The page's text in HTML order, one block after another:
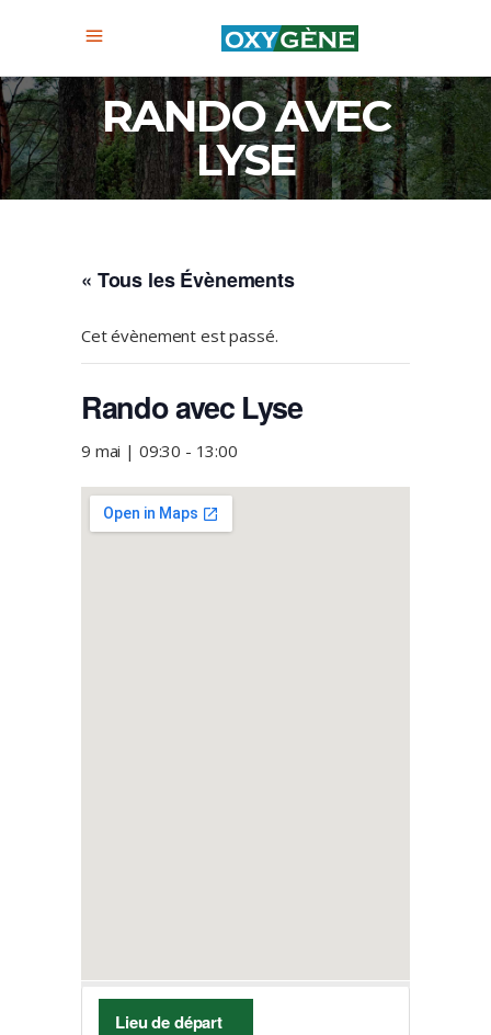
RANDO AVEC
LYSE
« Tous les Évènements
Cet évènement est passé.
Rando avec Lyse
9 mai | 09:30 - 13:00
Lieu de départ